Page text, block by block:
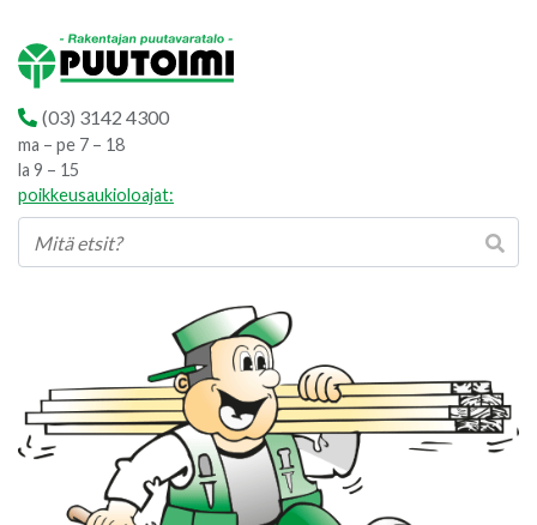
(03) 3142 4300
ma – pe 7 – 18
la 9 – 15
poikkeusaukioloajat: